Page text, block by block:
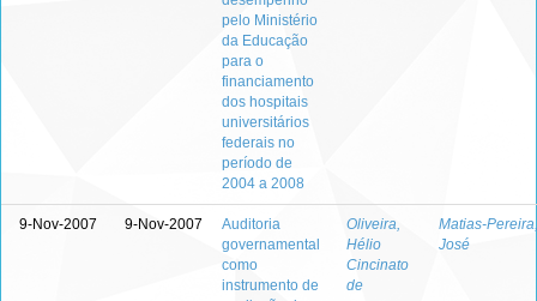
pelo Ministério
da Educação
para o
financiamento
dos hospitais
universitários
federais no
período de
2004 a 2008
9-Nov-2007 9-Nov-2007
Auditoria
governamental
como
instrumento de
Oliveira,
Hélio
Cincinato
de
Matias-Pereira,
José